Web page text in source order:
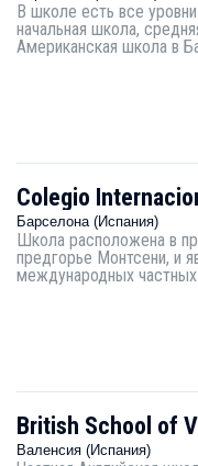
В школе есть все
начальная школа,
Американская школа в
Colegio
Барселона (Испания)
Школа расположена в
предгорье Монтсени, и
международных частных
British School of
Валенсия (Испания)